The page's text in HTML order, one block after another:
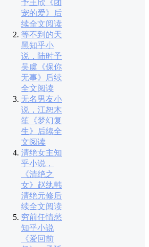
予王欣《团
宠的爱》后
续全文阅读
等不到的天
黑知乎小
说，陆时予
吴虞《保你
无事》后续
全文阅读
无名男友小
说，江恕木
笙《梦幻复
生》后续全
文阅读
清绝女主知
乎小说，
《清绝之
女》赵纨韩
清绝元修后
续全文阅读
穷前任情愁
知乎小说
《爱回前